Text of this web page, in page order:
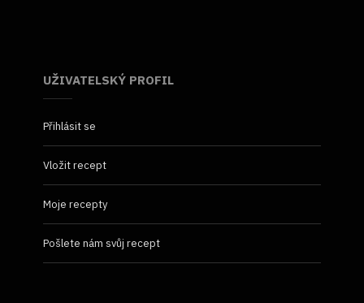
UŽIVATELSKÝ PROFIL
Přihlásit se
Vložit recept
Moje recepty
Pošlete nám svůj recept